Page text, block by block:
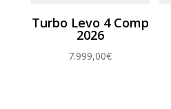
Turbo Levo 4 Comp
2026
7.999,00€